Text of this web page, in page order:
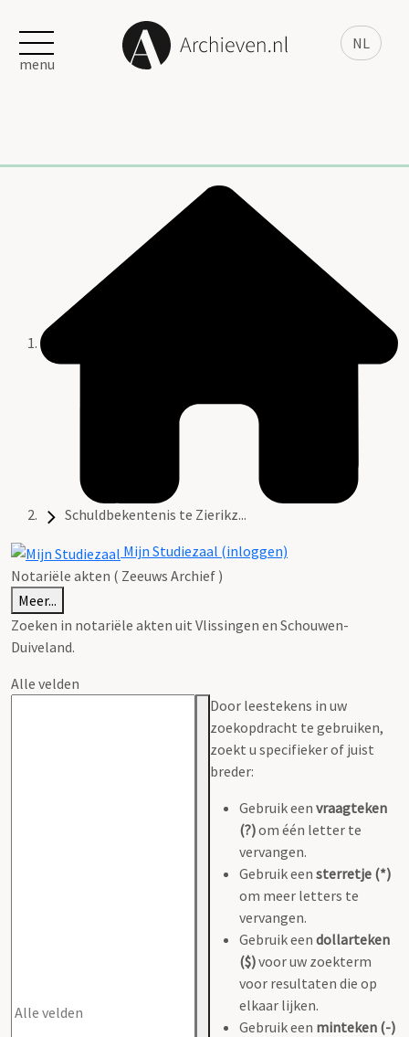
NL
menu
Schuldbekentenis te Zierikz...
Mijn Studiezaal (inloggen)
Notariële akten ( Zeeuws Archief )
Meer...
Zoeken in notariële akten uit Vlissingen en Schouwen-
Duiveland.
Alle velden
Door leestekens in uw
zoekopdracht te gebruiken,
zoekt u specifieker of juist
breder:
Gebruik een vraagteken
(?)om één letter te
vervangen.
Gebruik een sterretje (*)
om meer letters te
vervangen.
Gebruik een dollarteken
($)voor uw zoekterm
voor resultaten die op
elkaar lijken.
Gebruik een minteken (-)